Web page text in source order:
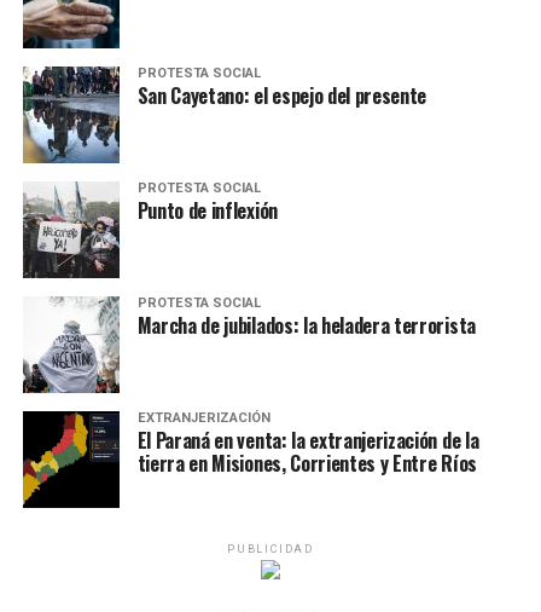
PROTESTA SOCIAL
San Cayetano: el espejo del presente
PROTESTA SOCIAL
Punto de inflexión
PROTESTA SOCIAL
Marcha de jubilados: la heladera terrorista
EXTRANJERIZACIÓN
El Paraná en venta: la extranjerización de la
tierra en Misiones, Corrientes y Entre Ríos
PUBLICIDAD